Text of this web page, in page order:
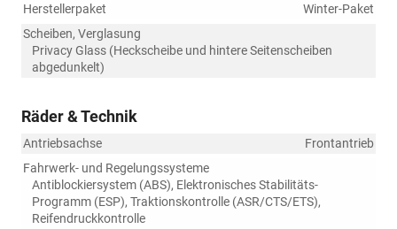
Herstellerpaket
Winter-Paket
Scheiben, Verglasung
Privacy Glass (Heckscheibe und hintere Seitenscheiben
abgedunkelt)
Räder & Technik
Antriebsachse
Frontantrieb
Fahrwerk- und Regelungssysteme
Antiblockiersystem (ABS), Elektronisches Stabilitäts-
Programm (ESP), Traktionskontrolle (ASR/CTS/ETS),
Reifendruckkontrolle